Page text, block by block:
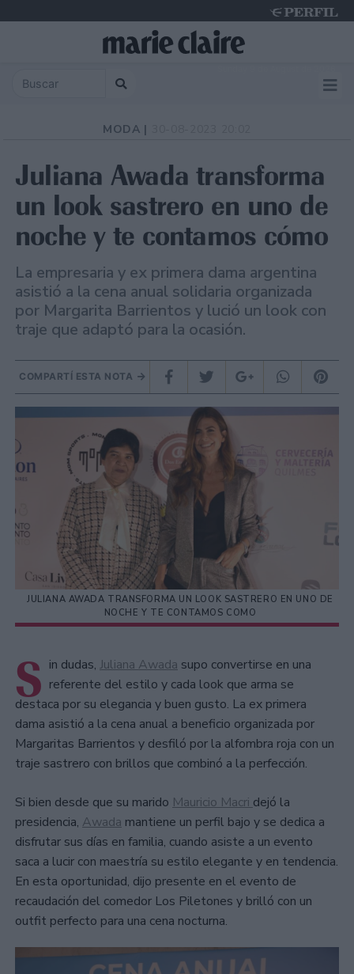
MODA |
Juliana Awada transforma
un look sastrero en uno de
noche y te contamos cómo
La empresaria y ex primera dama argentina
asistió a la cena anual solidaria organizada
por Margarita Barrientos y lució un look con
traje que adaptó para la ocasión.
COMPARTÍ ESTA NOTA
JULIANA AWADA TRANSFORMA UN LOOK SASTRERO EN UNO DE
NOCHE Y TE CONTAMOS COMO
S in dudas, Juliana Awada supo convertirse en una
referente del estilo y cada look que arma se
destaca por su elegancia y buen gusto. La ex primera
dama asistió a la cena anual a beneficio organizada por
Margaritas Barrientos y desfiló por la alfombra roja con un
traje sastrero con brillos que combinó a la perfección.
Si bien desde que su marido Mauricio Macri dejó la
presidencia, Awada mantiene un perfil bajo y se dedica a
disfrutar sus días en familia, cuando asiste a un evento
saca a lucir con maestría su estilo elegante y en tendencia.
En esta oportunidad, dijo presente en el evento de
recaudación del comedor Los Piletones y brilló con un
outfit perfecto para una cena nocturna.